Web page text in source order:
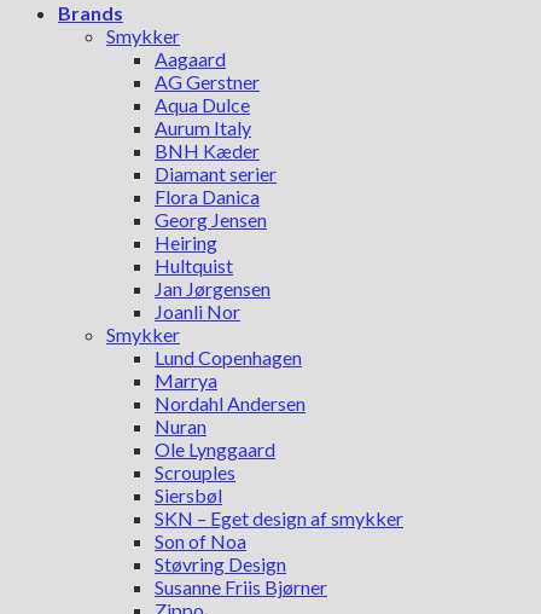
Brands
Smykker
Aagaard
AG Gerstner
Aqua Dulce
Aurum Italy
BNH Kæder
Diamant serier
Flora Danica
Georg Jensen
Heiring
Hultquist
Jan Jørgensen
Joanli Nor
Smykker
Lund Copenhagen
Marrya
Nordahl Andersen
Nuran
Ole Lynggaard
Scrouples
Siersbøl
SKN – Eget design af smykker
Son of Noa
Støvring Design
Susanne Friis Bjørner